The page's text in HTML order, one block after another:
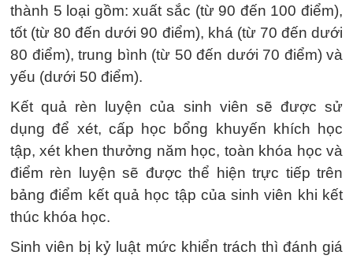
thành 5 loại gồm: xuất sắc (từ 90 đến 100 điểm),
tốt (từ 80 đến dưới 90 điểm), khá (từ 70 đến dưới
80 điểm), trung bình (từ 50 đến dưới 70 điểm) và
yếu (dưới 50 điểm).
Kết quả rèn luyện của sinh viên sẽ được sử
dụng để xét, cấp học bổng khuyến khích học
tập, xét khen thưởng năm học, toàn khóa học và
điểm rèn luyện sẽ được thể hiện trực tiếp trên
bảng điểm kết quả học tập của sinh viên khi kết
thúc khóa học.
Sinh viên bị kỷ luật mức khiển trách thì đánh giá